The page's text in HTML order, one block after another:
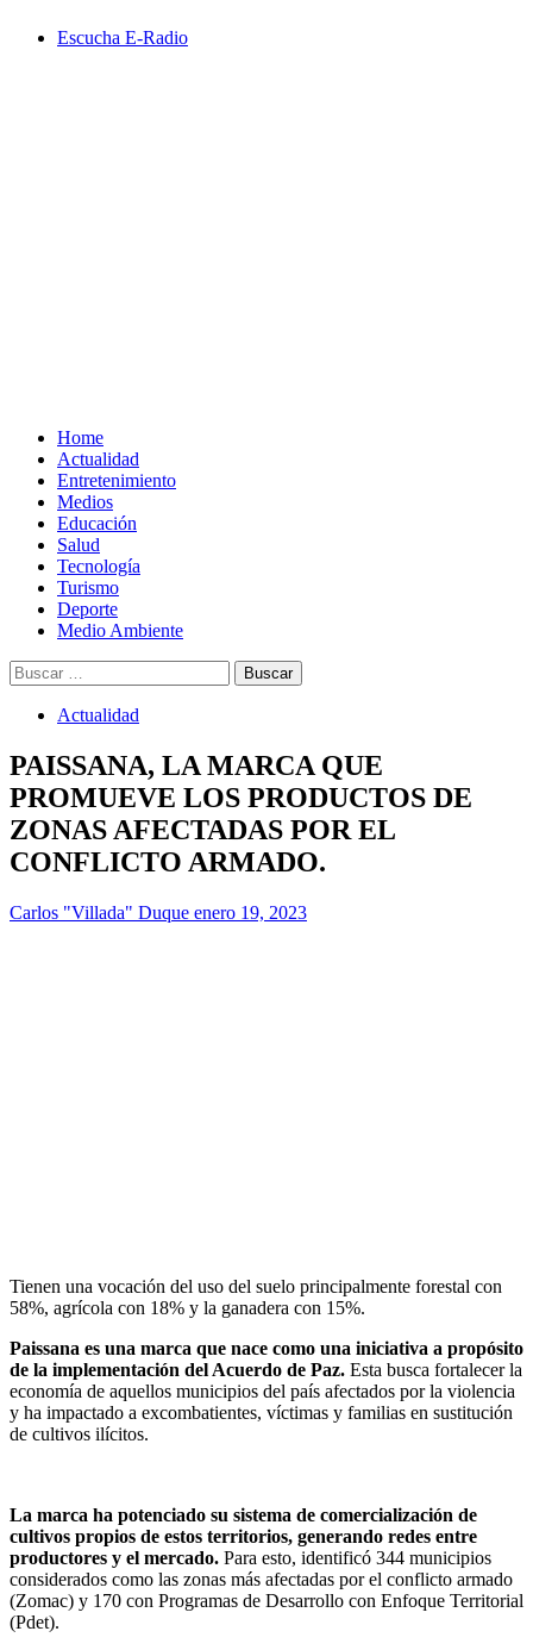
Escucha E-Radio
Home
Actualidad
Entretenimiento
Medios
Educación
Salud
Tecnología
Turismo
Deporte
Medio Ambiente
Buscar:
Actualidad
PAISSANA, LA MARCA QUE
PROMUEVE LOS PRODUCTOS DE
ZONAS AFECTADAS POR EL
CONFLICTO ARMADO.
Carlos "Villada" Duque enero 19, 2023
Tienen una vocación del uso del suelo principalmente forestal con
58%, agrícola con 18% y la ganadera con 15%.
Paissana es una marca que nace como una iniciativa a propósito
de la implementación del Acuerdo de Paz. Esta busca fortalecer la
economía de aquellos municipios del país afectados por la violencia
y ha impactado a excombatientes, víctimas y familias en sustitución
de cultivos ilícitos.
La marca ha potenciado su sistema de comercialización de
cultivos propios de estos territorios, generando redes entre
productores y el mercado. Para esto, identificó 344 municipios
considerados como las zonas más afectadas por el conflicto armado
(Zomac) y 170 con Programas de Desarrollo con Enfoque Territorial
(Pdet).